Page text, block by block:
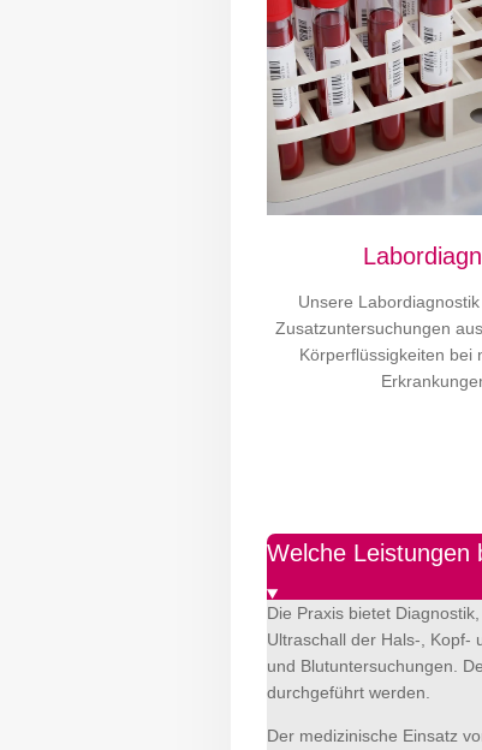
Unsere
Zusatzuntersuchungen
Körperflüssigkeiten bei
Welche Leistungen
Die Praxis bietet
Ultraschall der Hals-, Kopf-
und Blutuntersuchungen.
durchgeführt werden.
Der medizinische Einsatz